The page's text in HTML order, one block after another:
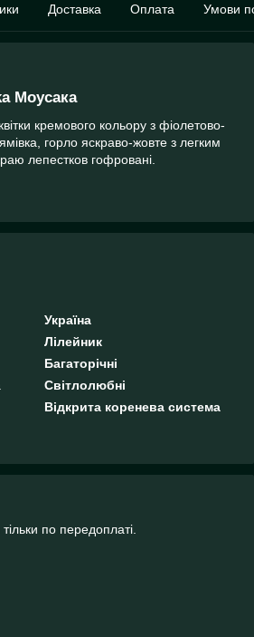
Доставка Оплата Умови
Моусака
квітки кремового кольору з фіолетово-
горло яскраво-жовте з легким
лепестков гофровані
Україна
Лілейник
Багаторічні
Світлолюбні
Відкрита коренева система
по передоплаті.